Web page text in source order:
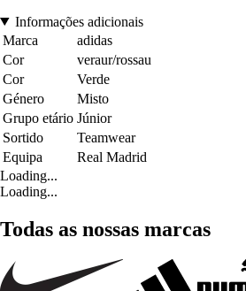
Informações adicionais
Marca
adidas
Cor
veraur/rossau
Cor
Verde
Género
Misto
Grupo etário Júnior
Sortido
Teamwear
Equipa
Real Madrid
Loading...
Loading...
Todas as nossas marcas